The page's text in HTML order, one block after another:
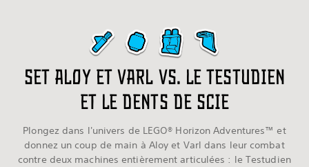
Set Aloy et Varl vs. le Testudien
et le Dents de scie
Plongez dans l'univers de LEGO® Horizon Adventures™ et
donnez un coup de main à Aloy et Varl dans leur combat
contre deux machines entièrement articulées : le Testudien